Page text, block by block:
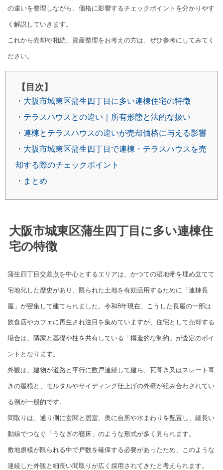
の違いを整理しながら、価格に影響するチェックポイントを分かりやす
く解説していきます。
これから売却や相続、資産整理をお考えの方は、ぜひ参考にしてみてく
ださい。
【目次】
・大阪市城東区蒲生四丁目に多い連棟住宅の特徴
・テラスハウスとの違い｜所有形態と法的な扱い
・連棟とテラスハウスの違いが売却価格に与える影響
・大阪市城東区蒲生四丁目で連棟・テラスハウスを売
却する際のチェックポイント
・まとめ
大阪市城東区蒲生四丁目に多い連棟住
宅の特徴
蒲生四丁目交差点を中心とするエリアは、かつての湿地帯を埋め立てて
宅地化した歴史があり、限られた土地を有効活用するために「連棟長
屋」が密集して建てられました。令和8年現在、こうした長屋の一部は
飲食店やカフェに再生され注目を集めていますが、住宅として売却する
場合は、隣家と基礎や柱を共有している「構造的な制約」が査定のポイ
ントとなります。
外観は、建物が道路と平行に数戸連続して建ち、瓦葺き又はスレート葺
きの屋根と、モルタルやサイディング仕上げの外壁が組み合わされてい
る例が一般的です。
間取りは、通り側に玄関と居室、奥に台所や水まわりを配置し、細長い
動線でつなぐ「うなぎの寝床」のような形式が多く見られます。
敷地規模が限られる中で戸数を確保する必要があったため、このような
連続した外観と細長い間取りが広く採用されてきたと考えられます。